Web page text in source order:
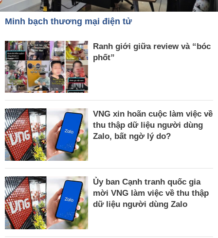
Minh bạch thương mại điện tử
Ranh giới giữa review và “bóc
phốt”
VNG xin hoãn cuộc làm việc về
thu thập dữ liệu người dùng
Zalo, bất ngờ lý do?
Ủy ban Cạnh tranh quốc gia
mời VNG làm việc về thu thập
dữ liệu người dùng Zalo